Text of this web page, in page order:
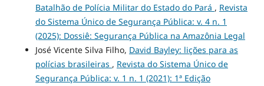
Batalhão de Polícia Militar do Estado do Pará , Revista
do Sistema Único de Segurança Pública: v. 4 n. 1
(2025): Dossiê: Segurança Pública na Amazônia Legal
José Vicente Silva Filho, David Bayley: lições para as
polícias brasileiras , Revista do Sistema Único de
Segurança Pública: v. 1 n. 1 (2021): 1ª Edição